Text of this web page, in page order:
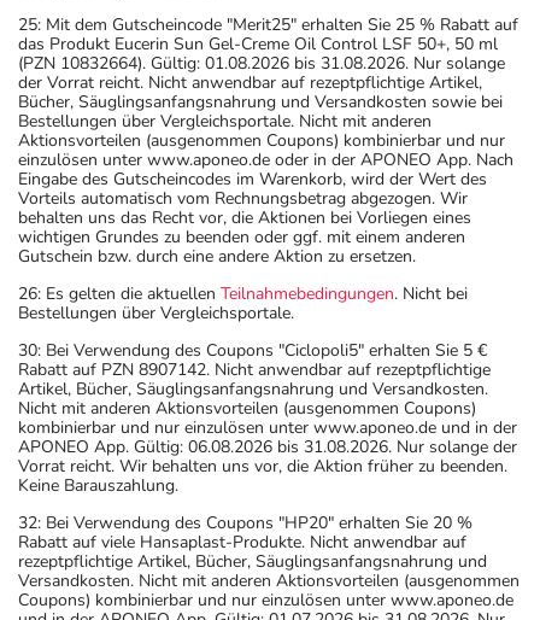
25: Mit dem Gutscheincode "Merit25" erhalten Sie 25 % Rabatt auf
das Produkt Eucerin Sun Gel-Creme Oil Control LSF 50+, 50 ml
(PZN 10832664). Gültig: 01.08.2026 bis 31.08.2026. Nur solange
der Vorrat reicht. Nicht anwendbar auf rezeptpflichtige Artikel,
Bücher, Säuglingsanfangsnahrung und Versandkosten sowie bei
Bestellungen über Vergleichsportale. Nicht mit anderen
Aktionsvorteilen (ausgenommen Coupons) kombinierbar und nur
einzulösen unter www.aponeo.de oder in der APONEO App. Nach
Eingabe des Gutscheincodes im Warenkorb, wird der Wert des
Vorteils automatisch vom Rechnungsbetrag abgezogen. Wir
behalten uns das Recht vor, die Aktionen bei Vorliegen eines
wichtigen Grundes zu beenden oder ggf. mit einem anderen
Gutschein bzw. durch eine andere Aktion zu ersetzen.
26: Es gelten die aktuellen Teilnahmebedingungen. Nicht bei
Bestellungen über Vergleichsportale.
30: Bei Verwendung des Coupons "Ciclopoli5" erhalten Sie 5 €
Rabatt auf PZN 8907142. Nicht anwendbar auf rezeptpflichtige
Artikel, Bücher, Säuglingsanfangsnahrung und Versandkosten.
Nicht mit anderen Aktionsvorteilen (ausgenommen Coupons)
kombinierbar und nur einzulösen unter www.aponeo.de und in der
APONEO App. Gültig: 06.08.2026 bis 31.08.2026. Nur solange der
Vorrat reicht. Wir behalten uns vor, die Aktion früher zu beenden.
Keine Barauszahlung.
32: Bei Verwendung des Coupons "HP20" erhalten Sie 20 %
Rabatt auf viele Hansaplast-Produkte. Nicht anwendbar auf
rezeptpflichtige Artikel, Bücher, Säuglingsanfangsnahrung und
Versandkosten. Nicht mit anderen Aktionsvorteilen (ausgenommen
Coupons) kombinierbar und nur einzulösen unter www.aponeo.de